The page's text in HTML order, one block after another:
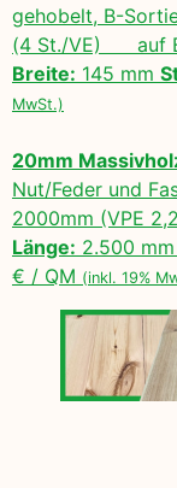
gehobelt, B-
(4 St./VE) auf
Breite: 145 mm
MwSt.)
20mm
Nut/Feder und
2000mm (VPE
Länge: 2.500 mm
€ / QM (inkl. 19%